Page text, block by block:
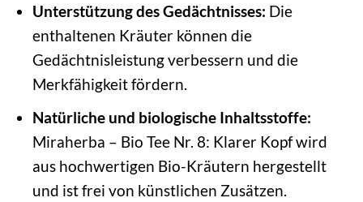
Unterstützung des Gedächtnisses: Die
enthaltenen Kräuter können die
Gedächtnisleistung verbessern und die
Merkfähigkeit fördern.
Natürliche und biologische Inhaltsstoffe:
Miraherba – Bio Tee Nr. 8: Klarer Kopf wird
aus hochwertigen Bio-Kräutern hergestellt
und ist frei von künstlichen Zusätzen.